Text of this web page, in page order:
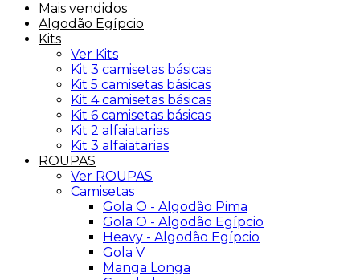
Mais vendidos
Algodão Egípcio
Kits
Ver Kits
Kit 3 camisetas básicas
Kit 5 camisetas básicas
Kit 4 camisetas básicas
Kit 6 camisetas básicas
Kit 2 alfaiatarias
Kit 3 alfaiatarias
ROUPAS
Ver ROUPAS
Camisetas
Gola O - Algodão Pima
Gola O - Algodão Egípcio
Heavy - Algodão Egípcio
Gola V
Manga Longa